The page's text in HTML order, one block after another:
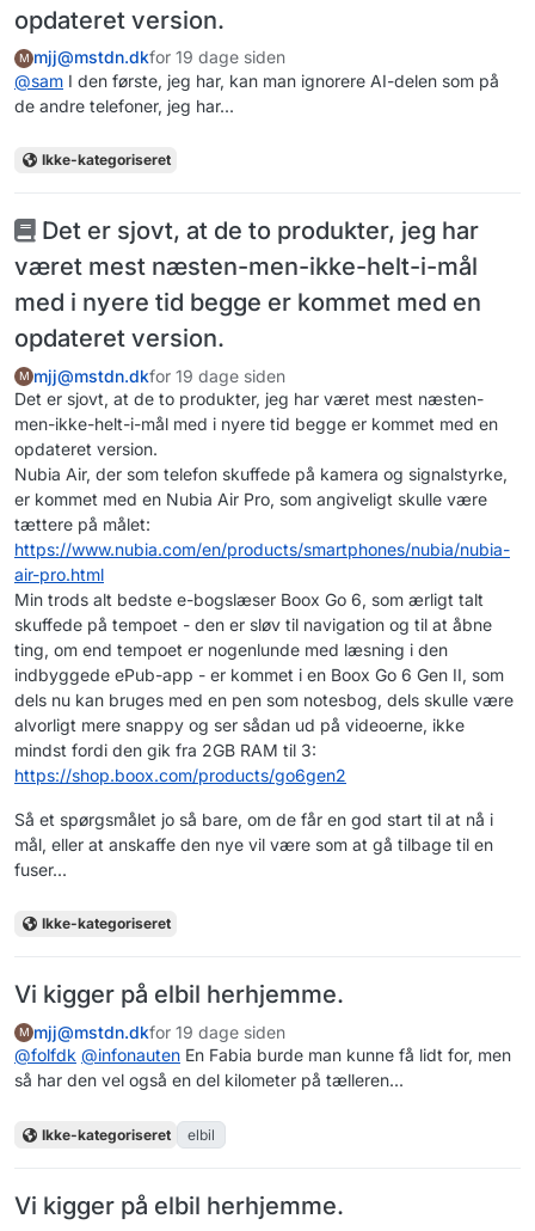
opdateret version.
M mjj@mstdn.dkfor 19 dage siden
@sam I den første, jeg har, kan man ignorere AI-delen som på
de andre telefoner, jeg har...
Ikke-kategoriseret
Det er sjovt, at de to produkter, jeg har
været mest næsten-men-ikke-helt-i-mål
med i nyere tid begge er kommet med en
opdateret version.
M mjj@mstdn.dkfor 19 dage siden
Det er sjovt, at de to produkter, jeg har været mest næsten-
men-ikke-helt-i-mål med i nyere tid begge er kommet med en
opdateret version.
Nubia Air, der som telefon skuffede på kamera og signalstyrke,
er kommet med en Nubia Air Pro, som angiveligt skulle være
tættere på målet:
https://www.nubia.com/en/products/smartphones/nubia/nubia-
air-pro.html
Min trods alt bedste e-bogslæser Boox Go 6, som ærligt talt
skuffede på tempoet - den er sløv til navigation og til at åbne
ting, om end tempoet er nogenlunde med læsning i den
indbyggede ePub-app - er kommet i en Boox Go 6 Gen II, som
dels nu kan bruges med en pen som notesbog, dels skulle være
alvorligt mere snappy og ser sådan ud på videoerne, ikke
mindst fordi den gik fra 2GB RAM til 3:
https://shop.boox.com/products/go6gen2
Så et spørgsmålet jo så bare, om de får en god start til at nå i
mål, eller at anskaffe den nye vil være som at gå tilbage til en
fuser...
Ikke-kategoriseret
Vi kigger på elbil herhjemme.
M mjj@mstdn.dkfor 19 dage siden
@folfdk @infonauten En Fabia burde man kunne få lidt for, men
så har den vel også en del kilometer på tælleren...
Ikke-kategoriseret elbil
Vi kigger på elbil herhjemme.